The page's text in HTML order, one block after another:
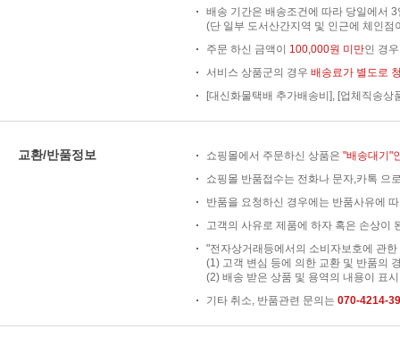
배송 기간은 배송조건에 따라 당일에서
(단 일부 도서산간지역 및 인근에 체인
주문 하신 금액이 100,000원 미만인 경
서비스 상품군의 경우 배송료가 별도로
[대신화물택배 추가배송비], [업체직송상
교환/반품정보 쇼핑몰에서 주문하신 상품은 "배송대기"
쇼핑몰 반품접수는 전화나 문자,카톡 으
반품을 요청하신 경우에는 반품사유에
고객의 사유로 제품에 하자 혹은 손상이
"전자상거래등에서의 소비자보호에 관
(1) 고객 변심 등에 의한 교환 및 반품의
(2) 배송 받은 상품 및 용역의 내용이 표
기타 취소, 반품관련 문의는 070-4214-